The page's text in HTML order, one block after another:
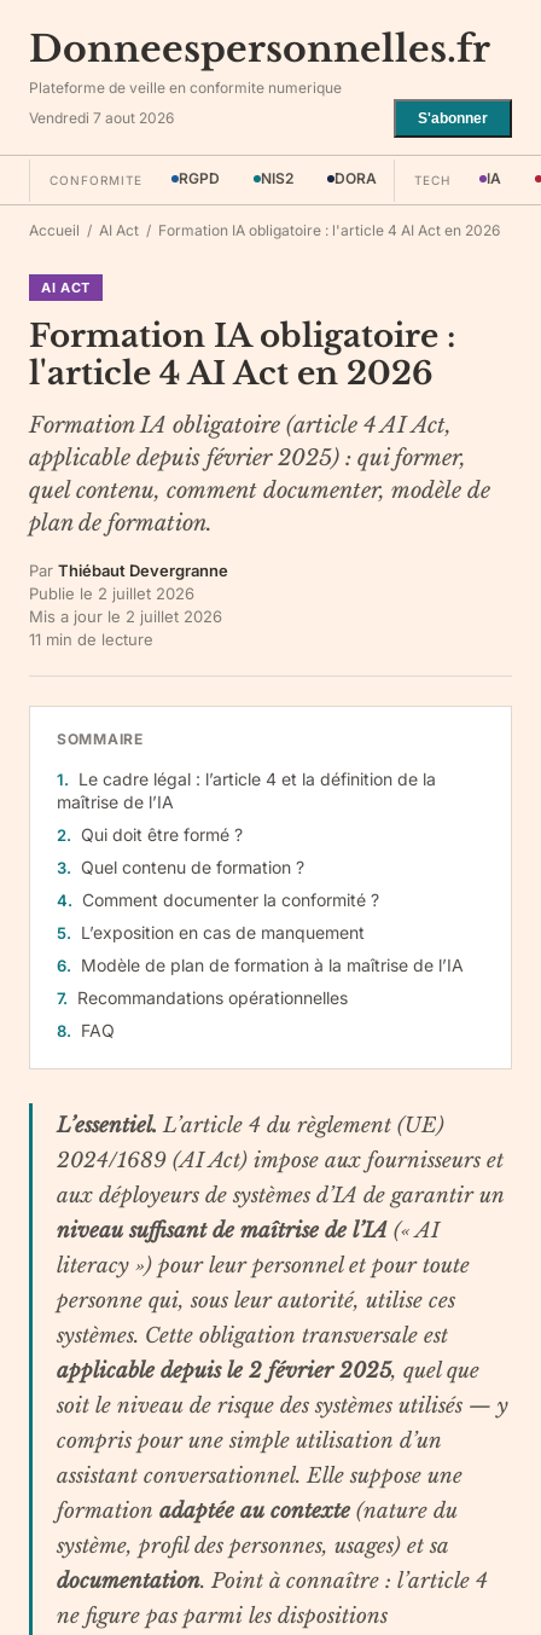
Donneespersonnelles.fr
Plateforme de veille en conformite numerique
Vendredi 7 aout 2026
S'abonner
CONFORMITE RGPD NIS2 DORA TECH IA
Accueil / AI Act / Formation IA obligatoire : l'article 4 AI Act en 2026
AI ACT
Formation IA obligatoire :
l'article 4 AI Act en 2026
Formation IA obligatoire (article 4 AI Act,
applicable depuis février 2025) : qui former,
quel contenu, comment documenter, modèle de
plan de formation.
Par Thiébaut Devergranne
Publie le 2 juillet 2026
Mis a jour le 2 juillet 2026
11 min de lecture
SOMMAIRE
Le cadre légal : l’article 4 et la définition de la
maîtrise de l’IA
Qui doit être formé ?
Quel contenu de formation ?
Comment documenter la conformité ?
L’exposition en cas de manquement
Modèle de plan de formation à la maîtrise de l’IA
Recommandations opérationnelles
FAQ
L’essentiel. L’article 4 du règlement (UE)
2024/1689 (AI Act) impose aux fournisseurs et
aux déployeurs de systèmes d’IA de garantir un
niveau suffisant de maîtrise de l’IA (« AI
literacy ») pour leur personnel et pour toute
personne qui, sous leur autorité, utilise ces
systèmes. Cette obligation transversale est
applicable depuis le 2 février 2025, quel que
soit le niveau de risque des systèmes utilisés — y
compris pour une simple utilisation d’un
assistant conversationnel. Elle suppose une
formation adaptée au contexte (nature du
système, profil des personnes, usages) et sa
documentation. Point à connaître : l’article 4
ne figure pas parmi les dispositions